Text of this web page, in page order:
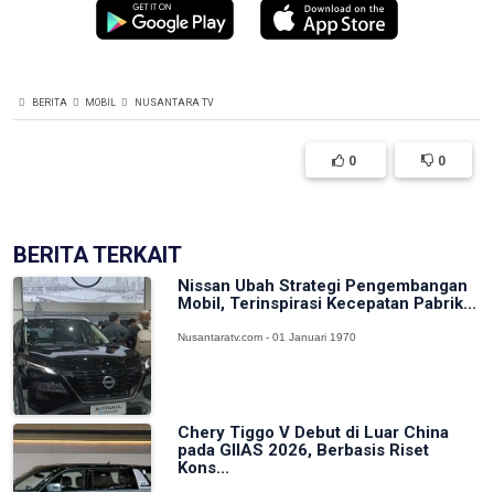
BERITA MOBIL NUSANTARA TV
0 0
BERITA TERKAIT
Nissan Ubah Strategi Pengembangan
Mobil, Terinspirasi Kecepatan Pabrik...
Nusantaratv.com - 01 Januari 1970
Chery Tiggo V Debut di Luar China
pada GIIAS 2026, Berbasis Riset
Kons...